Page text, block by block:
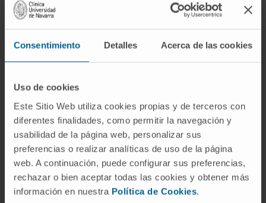
Consentimiento Detalles Acerca de las cookies
Uso de cookies
Este Sitio Web utiliza cookies propias y de terceros con
diferentes finalidades, como permitir la navegación y
usabilidad de la página web, personalizar sus
preferencias o realizar analíticas de uso de la página
web. A continuación, puede configurar sus preferencias,
rechazar o bien aceptar todas las cookies y obtener más
información en nuestra Política de Cookies.
Le Département
de la Clínica Universidad de
Navarra
Doté des dernières technologies, le
Département d’Ophtalmologie dispose des